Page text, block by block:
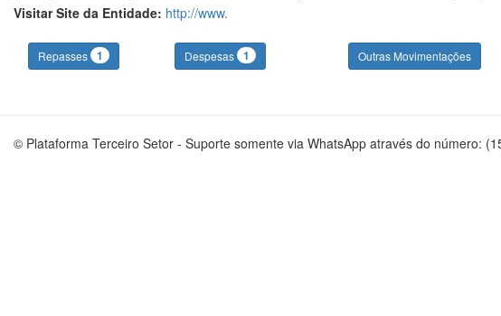
Visitar Site da Entidade: http://www.
Repasses 1 Despesas 1 Outras Movimentações
© Plataforma Terceiro Setor - Suporte somente via WhatsApp através do número: